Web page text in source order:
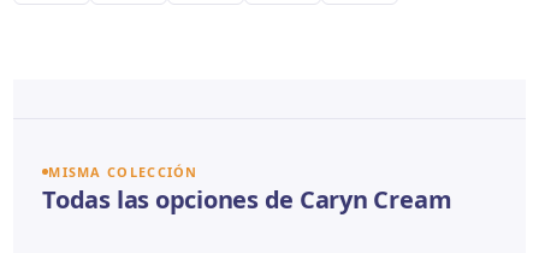
MISMA COLECCIÓN
Todas las opciones de Caryn Cream